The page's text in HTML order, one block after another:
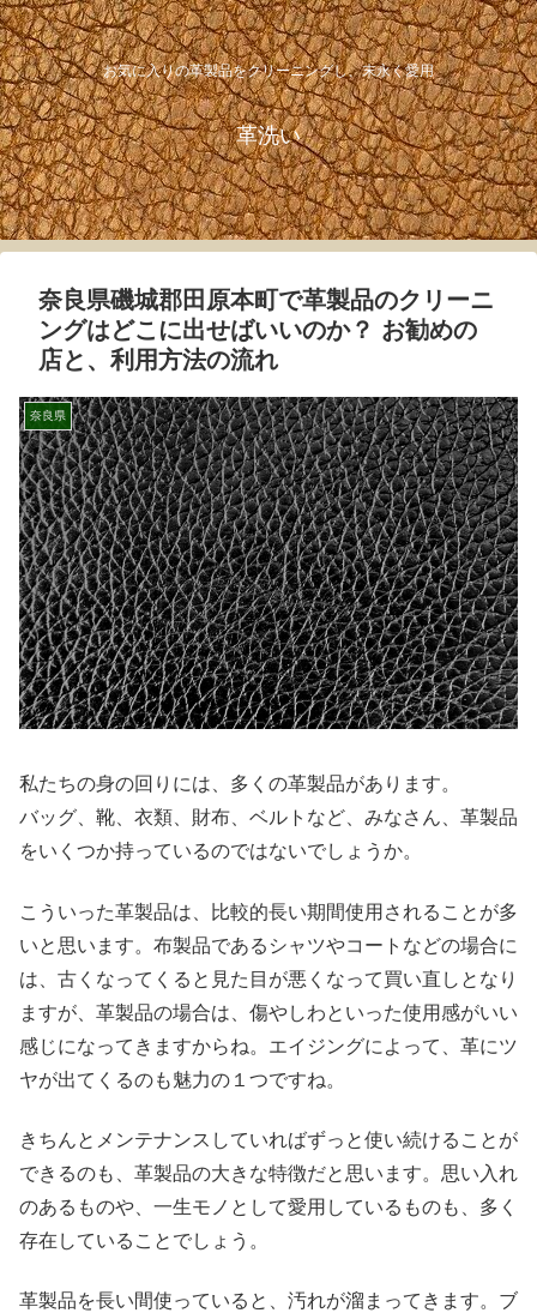
お気に入りの革製品をクリーニングし、末永く愛用
革洗い
奈良県磯城郡田原本町で革製品のクリーニ
ングはどこに出せばいいのか？ お勧めの
店と、利用方法の流れ
奈良県
私たちの身の回りには、多くの革製品があります。
バッグ、靴、衣類、財布、ベルトなど、みなさん、革製品
をいくつか持っているのではないでしょうか。
こういった革製品は、比較的長い期間使用されることが多
いと思います。布製品であるシャツやコートなどの場合に
は、古くなってくると見た目が悪くなって買い直しとなり
ますが、革製品の場合は、傷やしわといった使用感がいい
感じになってきますからね。エイジングによって、革にツ
ヤが出てくるのも魅力の１つですね。
きちんとメンテナンスしていればずっと使い続けることが
できるのも、革製品の大きな特徴だと思います。思い入れ
のあるものや、一生モノとして愛用しているものも、多く
存在していることでしょう。
革製品を長い間使っていると、汚れが溜まってきます。ブ